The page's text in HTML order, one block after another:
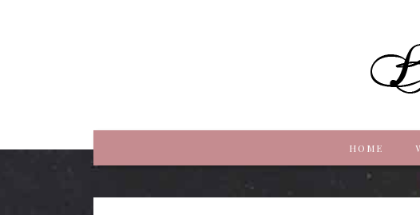
HOME